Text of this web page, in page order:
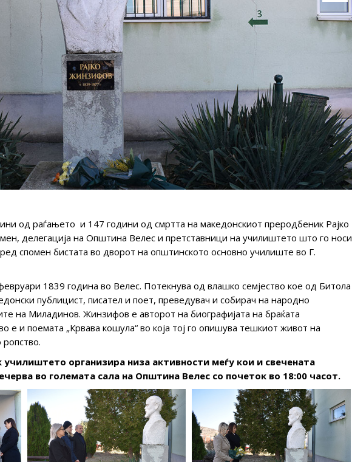
од раѓањето и 147 години од смртта на македонскиот преродбеник Рајко
делегација на Општина Велес и претставници на училиштето што го носи
спомен бистата во дворот на општинското основно училиште во Г.
1839 година во Велес. Потекнува од влашко семјество кое од Битола
публицист, писател и поет, преведувач и собирач на народно
на Миладинов. Жинзифов е авторот на биографијата на браќата
и поемата „Крвава кошула“ во која тој го опишува тешкиот живот на
организира низа активности меѓу кои и свечената
во големата сала на Општина Велес со почеток во 18:00 часот.